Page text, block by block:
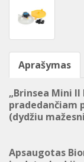
Aprašymas
„Brinsea Mini
pradedančiam
(dydžiu
Apsaugotas